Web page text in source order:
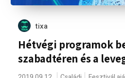
tixa
Hétvégi programok
szabadtéren és a